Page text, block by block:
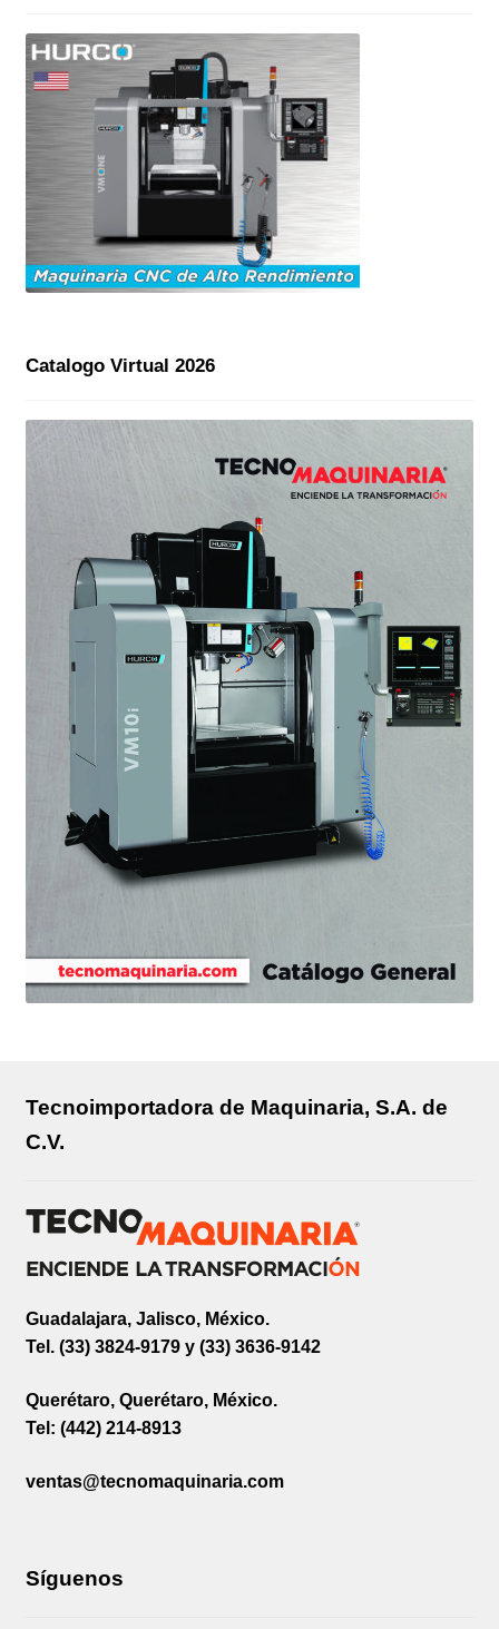
Catalogo Virtual 2026
Tecnoimportadora de Maquinaria, S.A. de
C.V.
Guadalajara, Jalisco, México.
Tel. (33) 3824-9179 y (33) 3636-9142
Querétaro, Querétaro, México.
Tel: (442) 214-8913
ventas@tecnomaquinaria.com
Síguenos